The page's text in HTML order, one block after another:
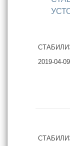
2019-04-09